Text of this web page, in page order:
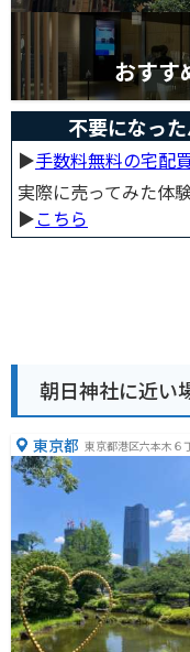
おすす
不要になっ
▶︎手数料無料の宅配
実際に売ってみた体
▶︎こちら
朝日神社に近い
東京都 東京都港区六本木６